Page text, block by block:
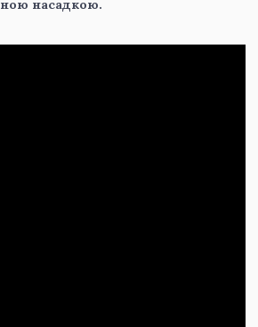
насадкою.